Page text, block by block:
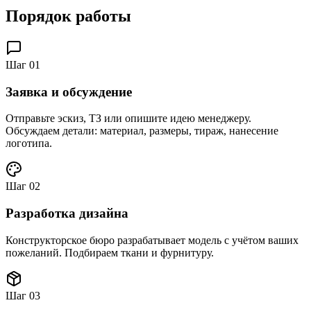
Порядок работы
Шаг 01
Заявка и обсуждение
Отправьте эскиз, ТЗ или опишите идею менеджеру.
Обсуждаем детали: материал, размеры, тираж, нанесение
логотипа.
Шаг 02
Разработка дизайна
Конструкторское бюро разрабатывает модель с учётом ваших
пожеланий. Подбираем ткани и фурнитуру.
Шаг 03